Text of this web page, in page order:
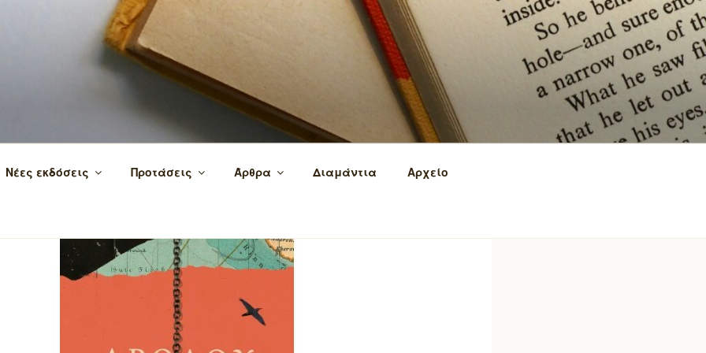
τα βιβλία και τη γνώση!
Νέες εκδόσεις Προτάσεις Άρθρα Διαμάντια Αρχείο